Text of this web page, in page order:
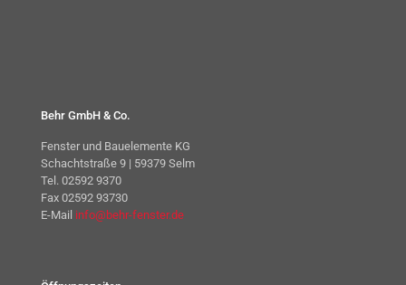
Behr GmbH & Co.
Fenster und Bauelemente KG
Schachtstraße 9 | 59379 Selm
Tel. 02592 9370
Fax 02592 93730
E-Mail info@behr-fenster.de